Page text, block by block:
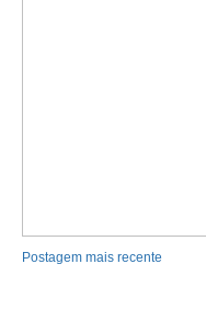
Postagem mais recente